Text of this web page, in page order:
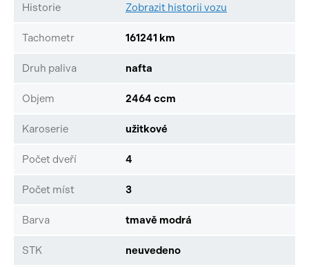
Historie Zobrazit historii vozu
Tachometr 161241 km
Druh paliva nafta
Objem 2464 ccm
Karoserie užitkové
Počet dveří 4
Počet míst 3
Barva tmavě modrá
STK neuvedeno